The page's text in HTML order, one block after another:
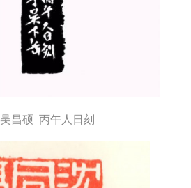
吴昌硕 丙午人日刻